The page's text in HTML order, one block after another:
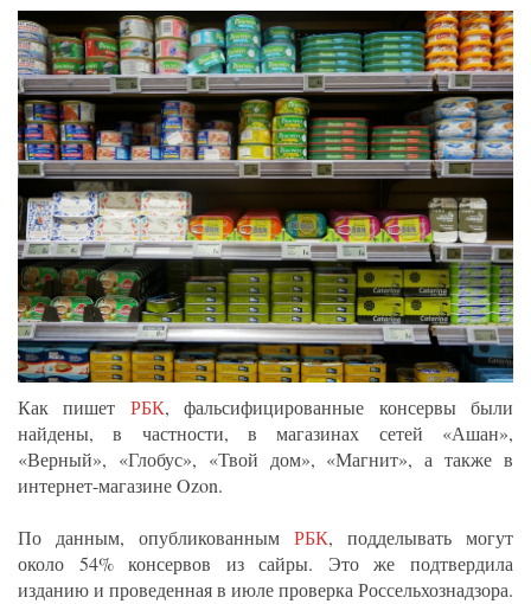
Как пишет РБК, фальсифицированные консервы были
найдены, в частности, в магазинах сетей «Ашан»,
«Верный», «Глобус», «Твой дом», «Магнит», а также в
интернет-магазине Ozon.
По данным, опубликованным РБК, подделывать могут
около 54% консервов из сайры. Это же подтвердила
изданию и проведенная в июле проверка Россельхознадзора.